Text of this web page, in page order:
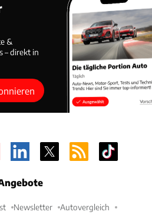
&
– direkt in
Newsletter Autovergleich